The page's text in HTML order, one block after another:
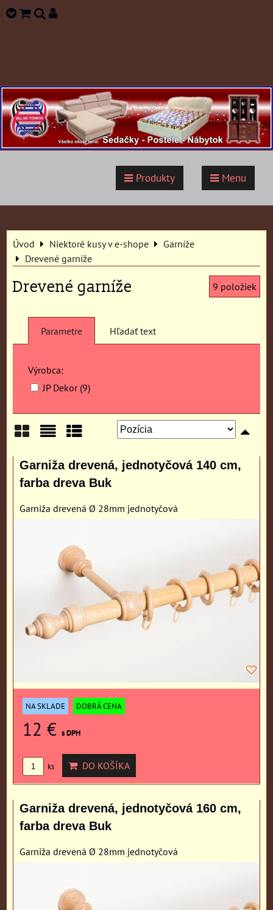
Produkty Menu
Úvod Niektoré kusy v e-shope
Garníže
Drevené garníže
Drevené garníže 9 položiek
Parametre Hľadať text
Výrobca:
JP Dekor (9)
Mriežka
Garniža drevená, jednotyčová 140 cm,
farba dreva Buk
Garniža drevená Ø 28mm jednotyčová
NA SKLADE DOBRÁ CENA
12 € s DPH
ks DO KOŠÍKA
Garniža drevená, jednotyčová 160 cm,
farba dreva Buk
Garniža drevená Ø 28mm jednotyčová